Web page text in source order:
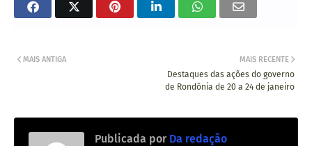
MAIS RECENTE
Destaques das ações do governo
de Rondônia de 20 a 24 de janeiro
MAIS ANTIGA
Publicada por Da redação